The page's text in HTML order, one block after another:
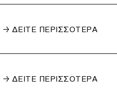
→ ΔΕΙΤΕ ΠΕΡΙΣΣΟΤΕΡΑ
→ ΔΕΙΤΕ ΠΕΡΙΣΣΟΤΕΡΑ